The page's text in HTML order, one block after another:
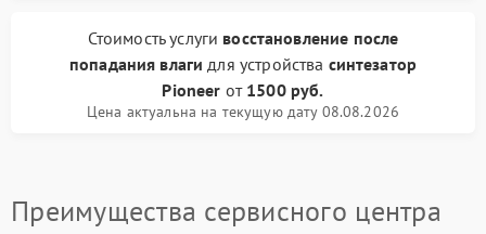
Стоимость услуги восстановление после
попадания влаги для устройства синтезатор
Pioneer от 1500 руб.
Цена актуальна на текущую дату 08.08.2026
Преимущества сервисного центра